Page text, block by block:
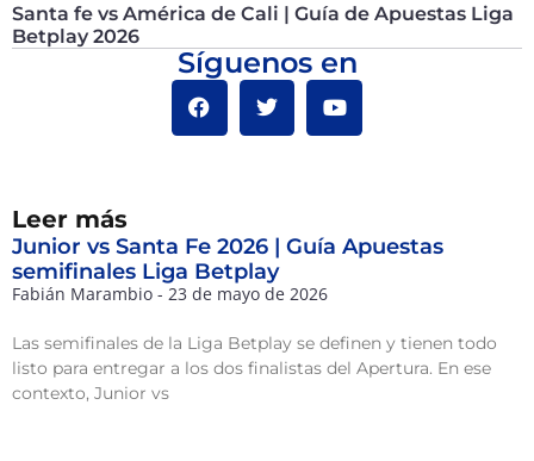
Santa fe vs América de Cali | Guía de Apuestas Liga
Betplay 2026
Síguenos en
Leer más
Junior vs Santa Fe 2026 | Guía Apuestas
semifinales Liga Betplay
Fabián Marambio 23 de mayo de 2026
Las semifinales de la Liga Betplay se definen y tienen todo
listo para entregar a los dos finalistas del Apertura. En ese
contexto, Junior vs